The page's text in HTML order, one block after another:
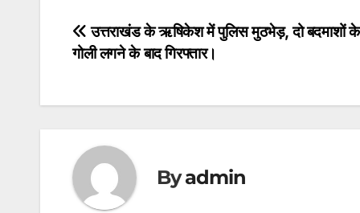
s
A
p
e
b
o
er l
s
g
e
Post
navigation
उत्तराखंड के ऋषिकेश में पुलिस मुठभेड़, दो बदमाशों
गोली लगने के बाद गिरफ्तार।
Byadmin